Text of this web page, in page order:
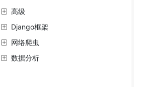
高级
Django框架
网络爬虫
数据分析